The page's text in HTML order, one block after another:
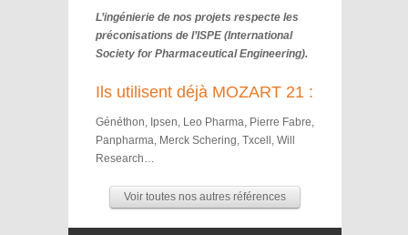
L’ingénierie de nos projets respecte les
préconisations de l’ISPE (International
Society for Pharmaceutical Engineering).
Ils utilisent déjà MOZART 21 :
Généthon, Ipsen, Leo Pharma, Pierre Fabre,
Panpharma, Merck Schering, Txcell, Will
Research…
Voir toutes nos autres références